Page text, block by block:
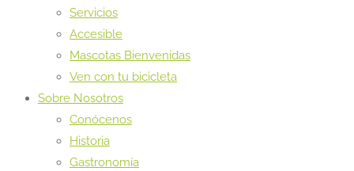
Servicios
Accesible
Mascotas Bienvenidas
Ven con tu bicicleta
Sobre Nosotros
Conócenos
Historia
Gastronomía